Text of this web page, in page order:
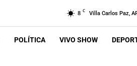
8 C Villa Carlos Paz,
POLÍTICA VIVO SHOW